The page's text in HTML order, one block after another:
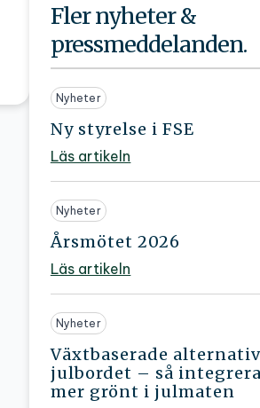
Fler nyheter &
pressmeddelanden.
Ny styrelse i FSE
Nyheter
Läs artikeln
Årsmötet 2026
Nyheter
Läs artikeln
Växtbaserade
julbordet – så
mer grönt i julmaten
Nyheter